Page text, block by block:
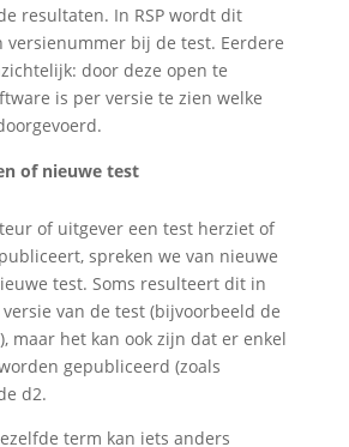
resultaten. In RSP wordt dit
versienummer bij de test. Eerdere
door deze open te
is per versie te zien welke
of nieuwe test
of uitgever een test herziet of
spreken we van nieuwe
test. Soms resulteert dit in
van de test (bijvoorbeeld de
maar het kan ook zijn dat er enkel
gepubliceerd (zoals
d2.
term kan iets anders